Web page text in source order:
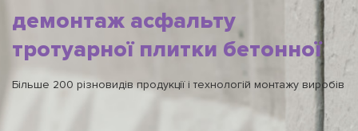
Каталог товарів
демонтаж асфальту
тротуарної плитки бетонної
стяжки і іншого.
Більше 200 різновидів продукції і технологій монтажу виробів